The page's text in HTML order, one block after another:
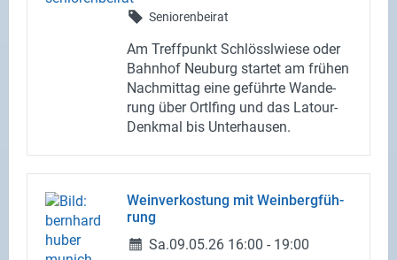
Se­nio­ren­bei­rat
Am Treff­punkt Schlöss­l­wie­se oder
Bahn­hof Neu­burg star­tet am frü­hen
Nach­mit­tag eine ge­führ­te Wan­de­
rung über Ort­l­fing und das Latour-​
Denkmal bis Un­ter­hau­sen.
Wein­ver­kos­tung mit Wein­berg­füh­
rung
Sa.09.05.26 16:00 - 19:00